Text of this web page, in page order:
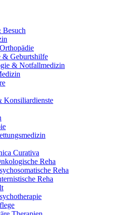
& Geburtshilfe
& Notfallmedizin
Konsiliardienste
Curativa
Reha
Reha
Reha